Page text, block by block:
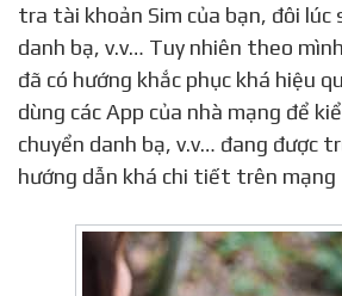
tra tài khoản Sim của bạn, đôi lúc
danh bạ, v.v… Tuy nhiên theo
đã có hướng khắc phục khá hiệu
dùng các App của nhà mạng để
chuyển danh bạ, v.v… đang được
hướng dẫn khá chi tiết trên